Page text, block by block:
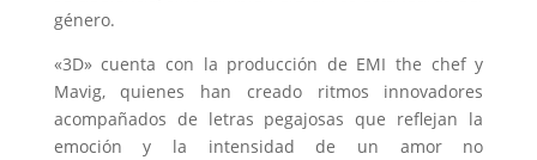
género.
«3D» cuenta con la producción de EMI the chef y
Mavig, quienes han creado ritmos innovadores
acompañados de letras pegajosas que reflejan la
emoción y la intensidad de un amor no